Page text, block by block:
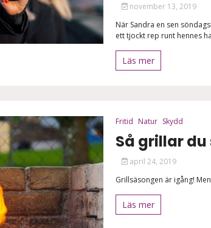
november 13, 2019
När Sandra en sen
ett tjockt rep runt hennes
Läs mer
Fritid Natur Skydd
Så grillar
april 24, 2019
Grillsäsongen är igång!
Läs mer